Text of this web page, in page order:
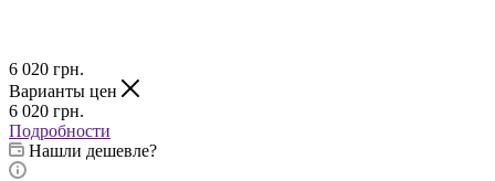
6 020 грн.
Варианты цен
6 020 грн.
Подробности
Нашли дешевле?